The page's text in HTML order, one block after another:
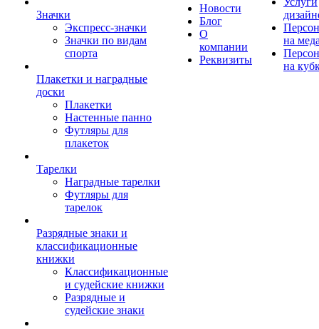
Значки
Экспресс-значки
Значки по видам
спорта
Плакетки и наградные
доски
Плакетки
Настенные панно
Футляры для
плакеток
Тарелки
Наградные тарелки
Футляры для
тарелок
Разрядные знаки и
классификационные
книжки
Классификационные
и судейские книжки
Разрядные и
судейские знаки
Новости
Блог
О
компании
Реквизиты
на
на